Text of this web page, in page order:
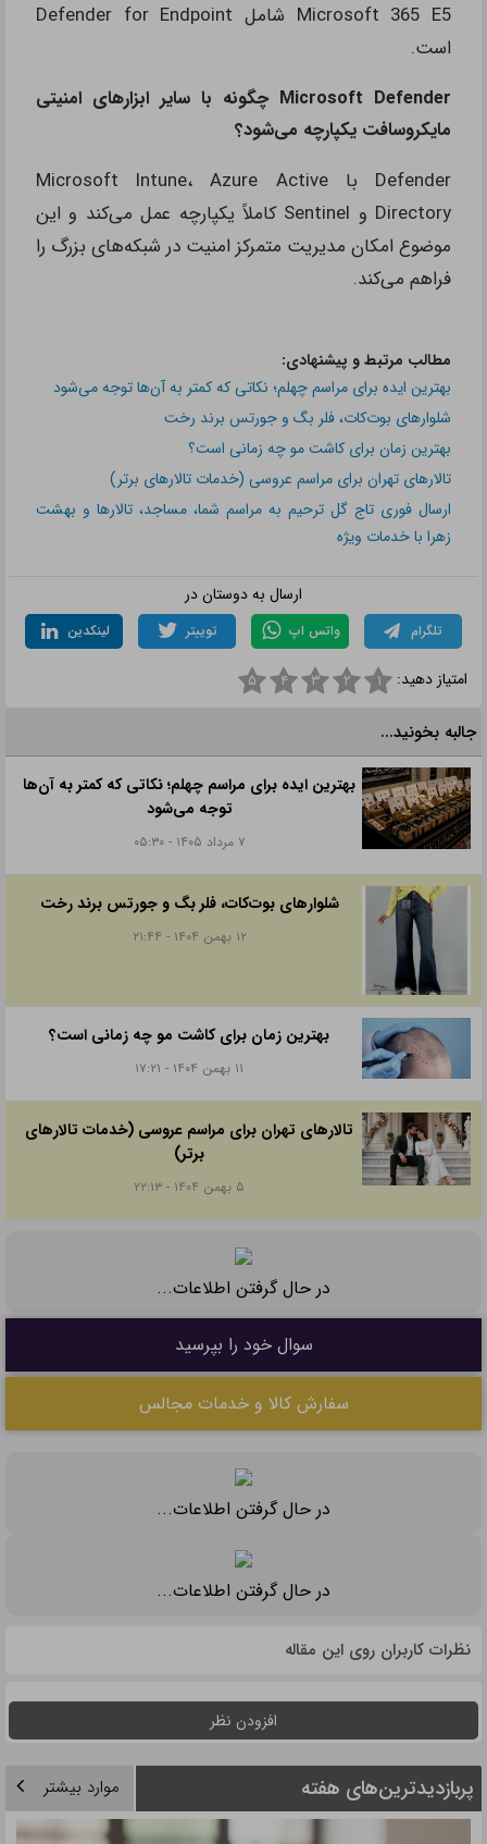
Microsoft 365 E5 شامل Defender for Endpoint
است.
Microsoft Defender چگونه با سایر ابزارهای امنیتی
مایکروسافت یکپارچه می‌شود؟
Defender با Microsoft Intune، Azure Active
Directory و Sentinel کاملاً یکپارچه عمل می‌کند و این
موضوع امکان مدیریت متمرکز امنیت در شبکه‌های بزرگ را
فراهم می‌کند.
مطالب مرتبط و پیشنهادی:
بهترین ایده برای مراسم چهلم؛ نکاتی که کمتر به آن‌ها توجه می‌شود
شلوارهای بوت‌کات، فلر بگ و جورتس برند رخت
بهترین زمان برای کاشت مو چه زمانی است؟
تالارهای تهران برای مراسم عروسی (خدمات تالارهای برتر)
ارسال فوری تاج گل ترحیم به مراسم شما، مساجد، تالارها و بهشت
زهرا با خدمات ویژه
ارسال به دوستان در
تلگرام واتس اپ توییتر لینکدین
امتیاز دهید: ۱ ۲ ۳ ۴ ۵
جالبه بخونید...
بهترین ایده برای مراسم چهلم؛ نکاتی که کمتر به آن‌ها
توجه می‌شود
۷ مرداد ۱۴۰۵ - ۰۵:۳۰
شلوارهای بوت‌کات، فلر بگ و جورتس برند رخت
۱۲ بهمن ۱۴۰۴ - ۲۱:۴۴
بهترین زمان برای کاشت مو چه زمانی است؟
۱۱ بهمن ۱۴۰۴ - ۱۷:۲۱
تالارهای تهران برای مراسم عروسی (خدمات تالارهای
برتر)
۵ بهمن ۱۴۰۴ - ۲۲:۱۳
در حال گرفتن اطلاعات...
سوال خود را بپرسید
سفارش کالا و خدمات مجالس
در حال گرفتن اطلاعات...
در حال گرفتن اطلاعات...
نظرات کاربران روی این مقاله
افزودن نظر
پربازدیدترین‌های هفته موارد بیشتر